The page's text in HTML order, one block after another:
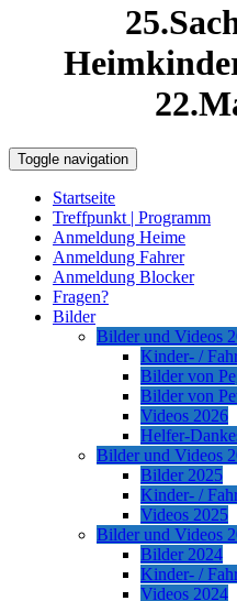
Toggle navigation
Startseite
Treffpunkt | Programm
Anmeldung Heime
Anmeldung Fahrer
Anmeldung Blocker
Fragen?
Bilder
Bilder und Videos
Kinder- /
Bilder von
Bilder von
Videos 2026
Helfer-
Bilder und Videos
Bilder 2025
Kinder- /
Videos 2025
Bilder und Videos
Bilder 2024
Kinder- /
Videos 2024